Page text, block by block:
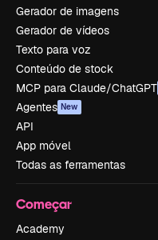
Gerador de imagens
Gerador de vídeos
Texto para voz
Conteúdo de stock
MCP para Claude/ChatGPT
Agentes New
API
App móvel
Todas as ferramentas
Começar
Academy